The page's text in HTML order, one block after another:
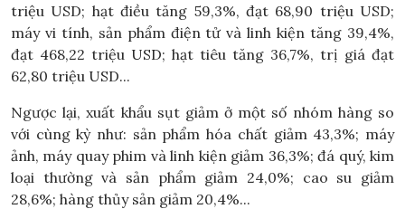
triệu USD; hạt điều tăng 59,3%, đạt 68,90 triệu USD;
máy vi tính, sản phẩm điện tử và linh kiện tăng 39,4%,
đạt 468,22 triệu USD; hạt tiêu tăng 36,7%, trị giá đạt
62,80 triệu USD...
Ngược lại, xuất khẩu sụt giảm ở một số nhóm hàng so
với cùng kỳ như: sản phẩm hóa chất giảm 43,3%; máy
ảnh, máy quay phim và linh kiện giảm 36,3%; đá quý, kim
loại thường và sản phẩm giảm 24,0%; cao su giảm
28,6%; hàng thủy sản giảm 20,4%...